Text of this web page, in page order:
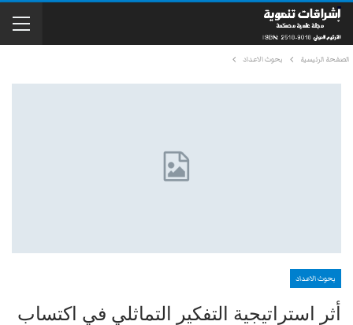
الصفحة الرئيسية بحوث الاعداد
بحوث الاعداد
أثر استراتيجية التفكير التماثلي في اكتساب